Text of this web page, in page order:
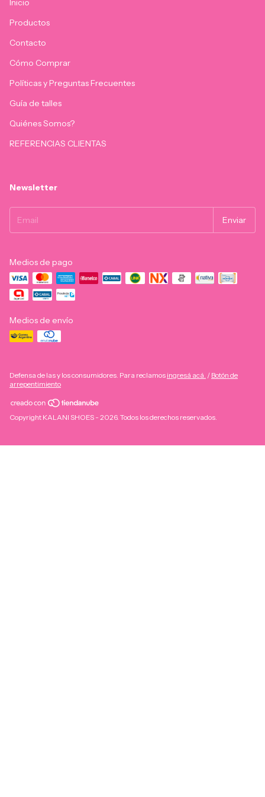
Inicio
Productos
Contacto
Cómo Comprar
Políticas y Preguntas Frecuentes
Guía de talles
Quiénes Somos?
REFERENCIAS CLIENTAS
Newsletter
Medios de pago
Medios de envío
Defensa de las y los consumidores. Para reclamos ingresá acá. / Botón de
arrepentimiento
Copyright KALANI SHOES - 2026. Todos los derechos reservados.